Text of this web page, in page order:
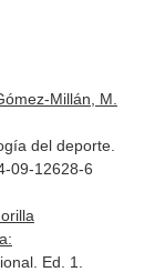
Millán, M.
del deporte.
09-12628-6
Ed. 1.